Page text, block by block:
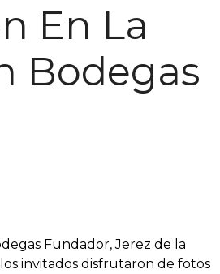
En La
Bodegas
Fundador, Jerez de la
invitados disfrutaron de fotos